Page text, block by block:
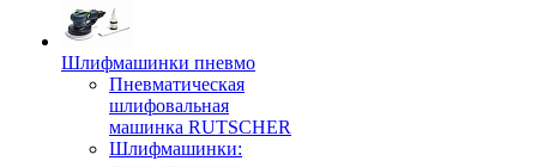
Шлифмашинки пневмо
Пневматическая
шлифовальная
машинка RUTSCHER
Шлифмашинки: